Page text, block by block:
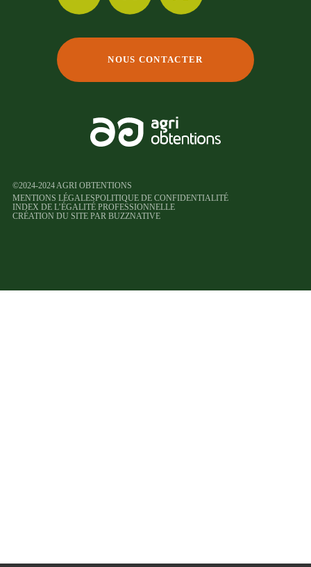
NOUS CONTACTER
©2024-2024 AGRI OBTENTIONS
MENTIONS LÉGALESPOLITIQUE DE CONFIDENTIALITÉ
INDEX DE L’ÉGALITÉ PROFESSIONNELLE
CRÉATION DU SITE PAR BUZZNATIVE